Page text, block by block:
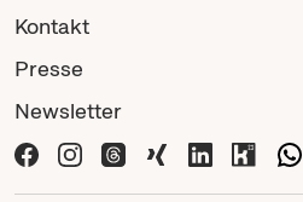
Kontakt
Presse
Newsletter